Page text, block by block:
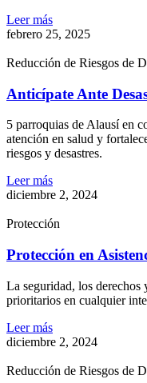
Leer más
febrero 25, 2025
Reducción de Riesgos de
Anticípate Ante
5 parroquias de Alausí en
atención en salud y
riesgos y desastres.
Leer más
diciembre 2, 2024
Protección
Protección en
La seguridad, los derechos
prioritarios en cualquier
Leer más
diciembre 2, 2024
Reducción de Riesgos de